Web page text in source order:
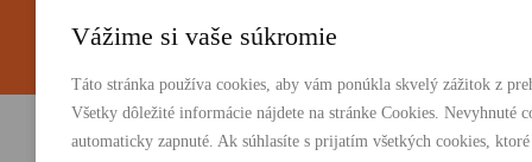
Vážime si vaše súkromie
Táto stránka používa cookies, aby vám ponúkla skvelý zážitok z
Všetky dôležité informácie nájdete na stránke Cookies. Nevyhnuté
automaticky zapnuté. Ak súhlasíte s prijatím všetkých cookies, ktoré